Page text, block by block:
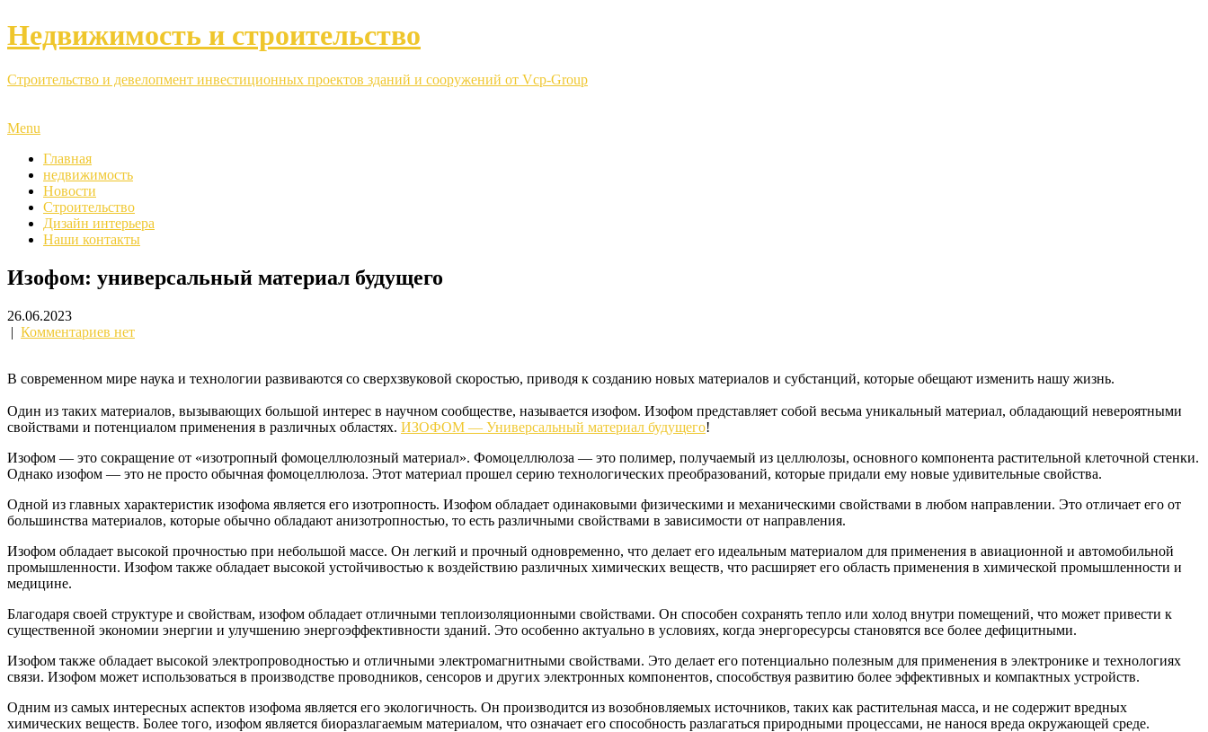
Недвижимость и строительство
Строительство и девелопмент инвестиционных проектов зданий и сооружений от Vcp-Group
Menu
Главная
недвижимость
Новости
Строительство
Дизайн интерьера
Наши контакты
Изофом: универсальный материал будущего
26.06.2023
| Комментариев нет
В современном мире наука и технологии развиваются со сверхзвуковой скоростью, приводя к созданию новых материалов и субстанций, которые обещают изменить нашу жизнь.
Один из таких материалов, вызывающих большой интерес в научном сообществе, называется изофом. Изофом представляет собой весьма уникальный материал, обладающий невероятными
свойствами и потенциалом применения в различных областях. ИЗОФОМ — Универсальный материал будущего!
Изофом — это сокращение от «изотропный фомоцеллюлозный материал». Фомоцеллюлоза — это полимер, получаемый из целлюлозы, основного компонента растительной клеточной стенки.
Однако изофом — это не просто обычная фомоцеллюлоза. Этот материал прошел серию технологических преобразований, которые придали ему новые удивительные свойства.
Одной из главных характеристик изофома является его изотропность. Изофом обладает одинаковыми физическими и механическими свойствами в любом направлении. Это отличает его от
большинства материалов, которые обычно обладают анизотропностью, то есть различными свойствами в зависимости от направления.
Изофом обладает высокой прочностью при небольшой массе. Он легкий и прочный одновременно, что делает его идеальным материалом для применения в авиационной и автомобильной
промышленности. Изофом также обладает высокой устойчивостью к воздействию различных химических веществ, что расширяет его область применения в химической промышленности и
медицине.
Благодаря своей структуре и свойствам, изофом обладает отличными теплоизоляционными свойствами. Он способен сохранять тепло или холод внутри помещений, что может привести к
существенной экономии энергии и улучшению энергоэффективности зданий. Это особенно актуально в условиях, когда энергоресурсы становятся все более дефицитными.
Изофом также обладает высокой электропроводностью и отличными электромагнитными свойствами. Это делает его потенциально полезным для применения в электронике и технологиях
связи. Изофом может использоваться в производстве проводников, сенсоров и других электронных компонентов, способствуя развитию более эффективных и компактных устройств.
Одним из самых интересных аспектов изофома является его экологичность. Он производится из возобновляемых источников, таких как растительная масса, и не содержит вредных
химических веществ. Более того, изофом является биоразлагаемым материалом, что означает его способность разлагаться природными процессами, не нанося вреда окружающей среде.